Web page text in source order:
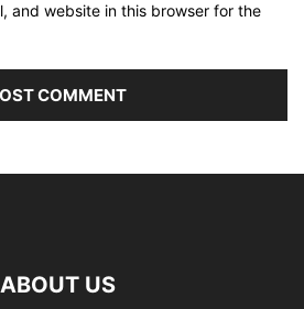
and website in this browser for the
ABOUT US